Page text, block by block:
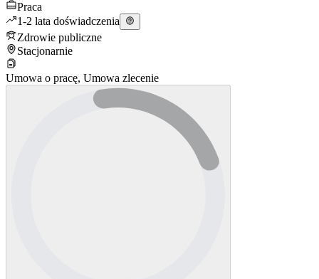
Praca
1-2 lata doświadczenia
Zdrowie publiczne
Stacjonarnie
Umowa o pracę, Umowa zlecenie